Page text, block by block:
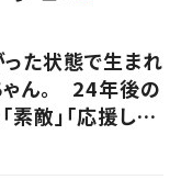
た状態で生まれ
ん。 24年後の
素敵」「応援して